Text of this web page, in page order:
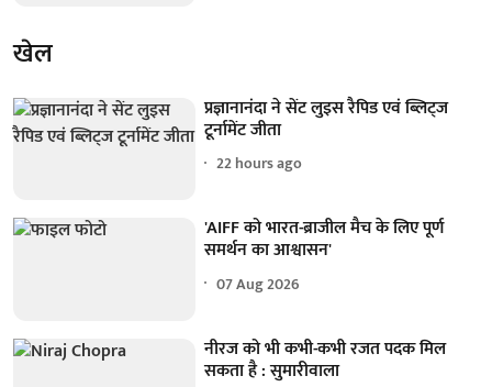
खेल
प्रज्ञानानंदा ने सेंट लुइस रैपिड एवं ब्लिट्ज
टूर्नामेंट जीता
22 hours ago
'AIFF को भारत-ब्राजील मैच के लिए पूर्ण
समर्थन का आश्वासन'
07 Aug 2026
नीरज को भी कभी-कभी रजत पदक मिल
सकता है : सुमारीवाला